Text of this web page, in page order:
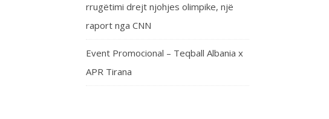
rrugëtimi drejt njohjes olimpike, një
raport nga CNN
Event Promocional – Teqball Albania x
APR Tirana